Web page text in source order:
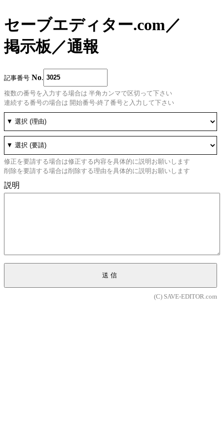
セーブエディター.com／
掲示板／通報
記事番号 No
複数の番号を入力する場合は 半角カンマで区切って下さい
連続する番号の場合は 開始番号-終了番号と入力して下さい
修正を要請する場合は修正する内容を具体的に説明お願いします
削除を要請する場合は削除する理由を具体的に説明お願いします
説明
送信
(C) SAVE-EDITOR.com